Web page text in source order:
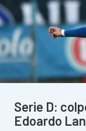
Serie D:
Edoardo